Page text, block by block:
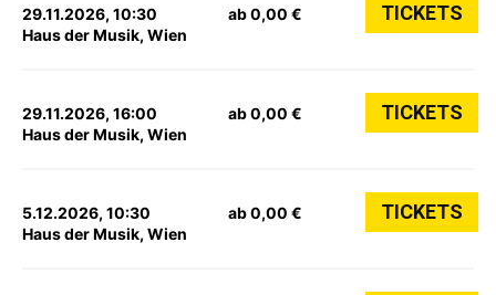
29.11.2026, 10:30
Haus der Musik, Wien
ab 0,00 € TICKETS
29.11.2026, 16:00
Haus der Musik, Wien
ab 0,00 € TICKETS
5.12.2026, 10:30
Haus der Musik, Wien
ab 0,00 € TICKETS